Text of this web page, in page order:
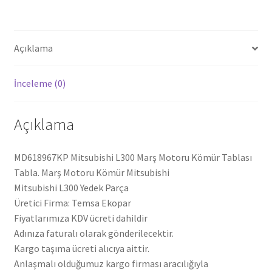
Açıklama
İnceleme (0)
Açıklama
MD618967KP Mitsubishi L300 Marş Motoru Kömür Tablası
Tabla. Marş Motoru Kömür Mitsubishi
Mitsubishi L300 Yedek Parça
Üretici Firma: Temsa Ekopar
Fiyatlarımıza KDV ücreti dahildir
Adınıza faturalı olarak gönderilecektir.
Kargo taşıma ücreti alıcıya aittir.
Anlaşmalı olduğumuz kargo firması aracılığıyla